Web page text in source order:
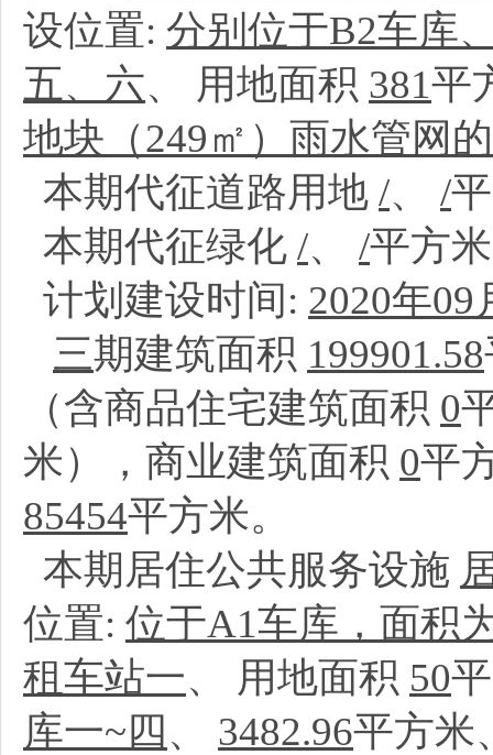
设位置: 分别位于B2车库
五、六、 用地面积 381平
地块（249㎡）雨水管网
本期代征道路用地 /、 /
本期代征绿化 /、 /平方
计划建设时间: 2020年09
三期建筑面积 199901.58
（含商品住宅建筑面积 0
米），商业建筑面积 0平
85454平方米。
本期居住公共服务设施
位置: 位于A1车库，面积
租车站一、 用地面积 50
库一~四 、 3482.96平方米